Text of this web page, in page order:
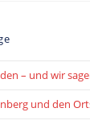
– und wir
und den